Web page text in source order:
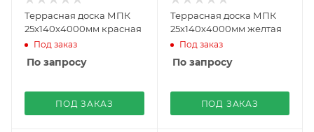
Террасная доска МПК
25х140х4000мм красная
Под заказ
По запросу
ПОД ЗАКАЗ
Террасная доска МПК
25х140х4000мм желтая
Под заказ
По запросу
ПОД ЗАКАЗ